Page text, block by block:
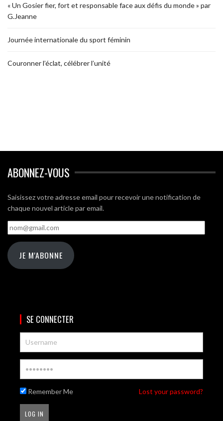
« Un Gosier fier, fort et responsable face aux défis du monde » par
G.Jeanne
Journée internationale du sport féminin
Couronner l’éclat, célébrer l’unité
ABONNEZ-VOUS
Saisissez votre adresse email pour recevoir une notification de
chaque nouvel article par email.
nom@gmail.com
JE M'ABONNE
SE CONNECTER
Remember Me Lost your password?